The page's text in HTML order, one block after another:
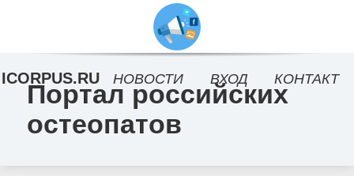
Портал российских
остеопатов
ICORPUS.RU НОВОСТИ ВХОД КОНТАКТ